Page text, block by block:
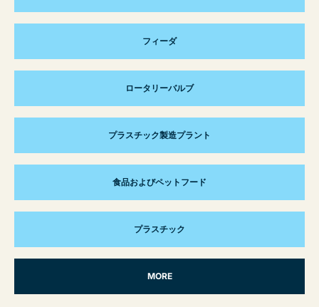
フィーダ
ロータリーバルブ
プラスチック製造プラント
食品およびペットフード
プラスチック
MORE